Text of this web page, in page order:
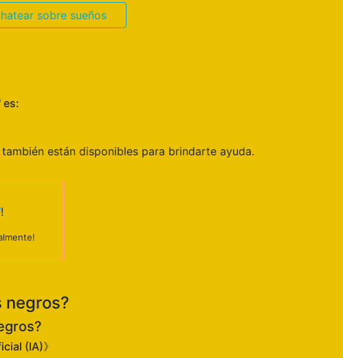
sobre sueños
es:
también están disponibles para brindarte ayuda.
!
negros?
(IA)》